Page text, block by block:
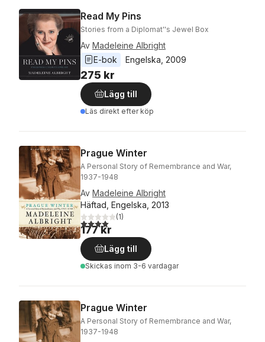
Read My Pins
Stories from a Diplomat''s Jewel Box
Av Madeleine Albright
E-bok
Engelska 2009
275 kr
Lägg till
Läs direkt efter köp
Prague Winter
A Personal Story of Remembrance and War,
1937-1948
Av Madeleine Albright
Häftad, Engelska, 2013
4,0utav 5 stjärnor. Totalt antal röster:
(1)
177 kr
Lägg till
Skickas inom 3-6 vardagar
Prague Winter
A Personal Story of Remembrance and War,
1937-1948